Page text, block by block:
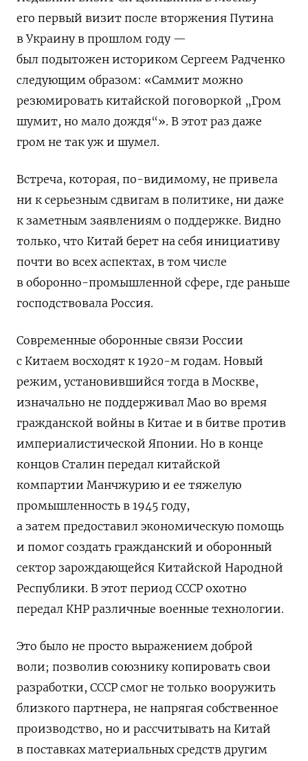
его первый визит после вторжения Путина
в Украину в прошлом году —
был подытожен историком Сергеем Радченко
следующим образом: «Саммит можно
резюмировать китайской поговоркой „Гром
шумит, но мало дождя“». В этот раз даже
гром не так уж и шумел.
Встреча, которая, по-видимому, не привела
ни к серьезным сдвигам в политике, ни даже
к заметным заявлениям о поддержке. Видно
только, что Китай берет на себя инициативу
почти во всех аспектах, в том числе
в оборонно-промышленной сфере, где раньше
господствовала Россия.
Современные оборонные связи России
с Китаем восходят к 1920-м годам. Новый
режим, установившийся тогда в Москве,
изначально не поддерживал Мао во время
гражданской войны в Китае и в битве против
империалистической Японии. Но в конце
концов Сталин передал китайской
компартии Манчжурию и ее тяжелую
промышленность в 1945 году,
а затем предоставил экономическую помощь
и помог создать гражданский и оборонный
сектор зарождающейся Китайской Народной
Республики. В этот период СССР охотно
передал КНР различные военные технологии.
Это было не просто выражением доброй
воли; позволив союзнику копировать свои
разработки, СССР смог не только вооружить
близкого партнера, не напрягая собственное
производство, но и рассчитывать на Китай
в поставках материальных средств другим